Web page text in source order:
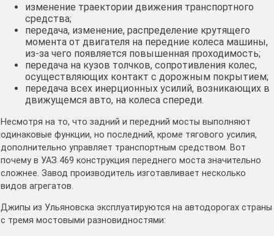
изменение траектории движения транспортного
средства;
передача, изменение, распределение крутящего
момента от двигателя на передние колеса машины,
из-за чего появляется повышенная проходимость;
передача на кузов толчков, сопротивления колес,
осуществляющих контакт с дорожным покрытием;
передача всех инерционных усилий, возникающих в
движущемся авто, на колеса спереди.
Несмотря на то, что задний и передний мосты выполняют
одинаковые функции, но последний, кроме тягового усилия,
дополнительно управляет транспортным средством. Вот
почему в УАЗ 469 конструкция переднего моста значительно
сложнее. Завод производитель изготавливает несколько
видов агрегатов.
Джипы из Ульяновска эксплуатируются на автодорогах страны
с тремя мостовыми разновидностями: